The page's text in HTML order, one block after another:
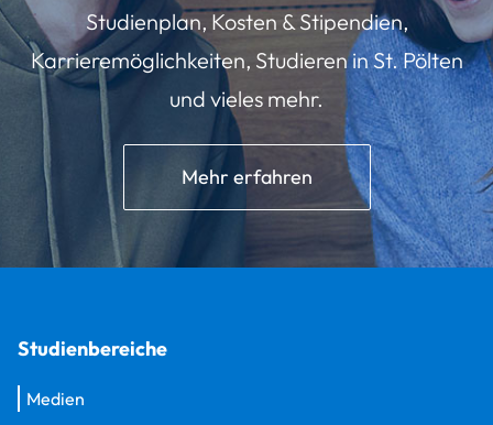
Studienplan, Kosten & Stipendien,
Karrieremöglichkeiten, Studieren in St. Pölten
und vieles mehr.
Mehr erfahren
Studienbereiche
Medien